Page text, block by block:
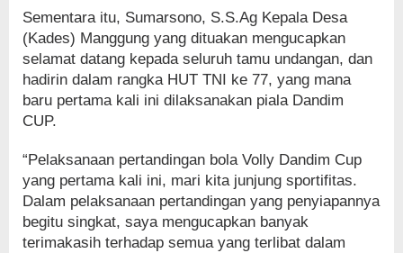
Sementara itu, Sumarsono, S.S.Ag Kepala Desa
(Kades) Manggung yang dituakan mengucapkan
selamat datang kepada seluruh tamu undangan, dan
hadirin dalam rangka HUT TNI ke 77, yang mana
baru pertama kali ini dilaksanakan piala Dandim
CUP.
“Pelaksanaan pertandingan bola Volly Dandim Cup
yang pertama kali ini, mari kita junjung sportifitas.
Dalam pelaksanaan pertandingan yang penyiapannya
begitu singkat, saya mengucapkan banyak
terimakasih terhadap semua yang terlibat dalam